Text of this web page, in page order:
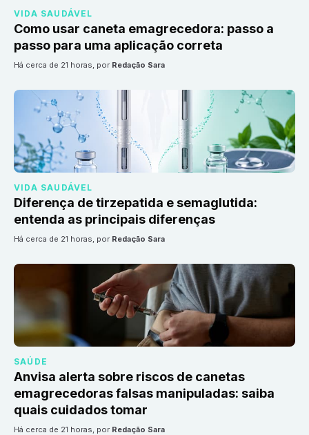
VIDA SAUDÁVEL
Como usar caneta emagrecedora: passo a
passo para uma aplicação correta
há cerca de 21 horas, por Redação Sara
VIDA SAUDÁVEL
Diferença de tirzepatida e semaglutida:
entenda as principais diferenças
há cerca de 21 horas, por Redação Sara
SAÚDE
Anvisa alerta sobre riscos de canetas
emagrecedoras falsas manipuladas: saiba
quais cuidados tomar
há cerca de 21 horas, por Redação Sara